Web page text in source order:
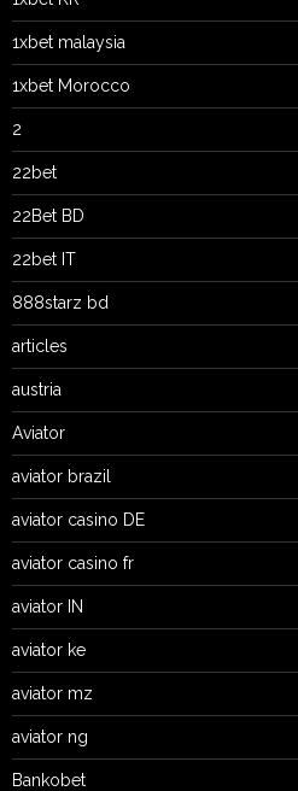
1xbet malaysia
1xbet Morocco
2
22bet
22Bet BD
22bet IT
888starz bd
articles
austria
Aviator
aviator brazil
aviator casino DE
aviator casino fr
aviator IN
aviator ke
aviator mz
aviator ng
Bankobet